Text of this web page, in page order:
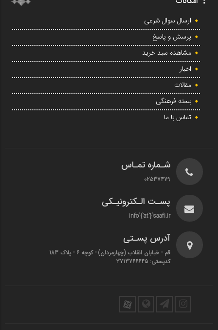
ارسال سوال شرعی
پرسش و پاسخ
مشاهده سبد خرید
اخبار
مقالات
بسته فرهنگی
تماس با ما
شـماره تمـاس
02537479
پسـت الـکترونیـکی
info`{`at`}`saafi.ir
آدرس پسـتی
قم - خیابان انقلاب (چهارمردان)‌ - کوچه 6 - پلاک 183
کدپستی: 3713766645